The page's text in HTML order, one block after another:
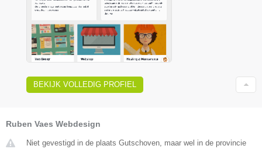
BEKIJK VOLLEDIG PROFIEL
Ruben Vaes Webdesign
Niet gevestigd in de plaats Gutschoven, maar wel in de provincie